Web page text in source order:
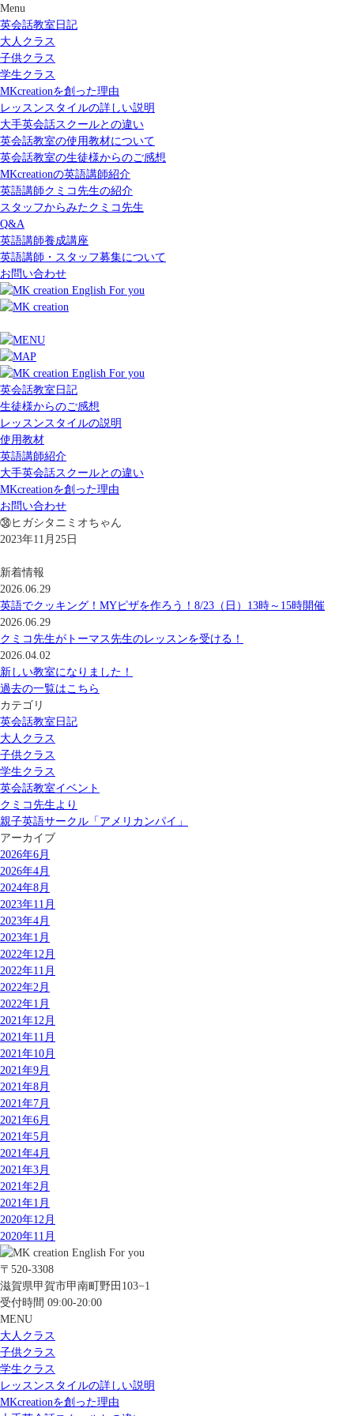
Menu
英会話教室日記
大人クラス
子供クラス
学生クラス
MKcreationを創った理由
レッスンスタイルの詳しい説明
大手英会話スクールとの違い
英会話教室の使用教材について
英会話教室の生徒様からのご感想
MKcreationの英語講師紹介
英語講師クミコ先生の紹介
スタッフからみたクミコ先生
Q&A
英語講師養成講座
英語講師・スタッフ募集について
お問い合わせ
英会話教室日記
生徒様からのご感想
レッスンスタイルの説明
使用教材
英語講師紹介
大手英会話スクールとの違い
MKcreationを創った理由
お問い合わせ
㊳ヒガシタニミオちゃん
2023年11月25日
新着情報
2026.06.29
英語でクッキング！MYピザを作ろう！8/23（日）13時～15時開催
2026.06.29
クミコ先生がトーマス先生のレッスンを受ける！
2026.04.02
新しい教室になりました！
過去の一覧はこちら
カテゴリ
英会話教室日記
大人クラス
子供クラス
学生クラス
英会話教室イベント
クミコ先生より
親子英語サークル「アメリカンパイ」
アーカイブ
2026年6月
2026年4月
2024年8月
2023年11月
2023年4月
2023年1月
2022年12月
2022年11月
2022年2月
2022年1月
2021年12月
2021年11月
2021年10月
2021年9月
2021年8月
2021年7月
2021年6月
2021年5月
2021年4月
2021年3月
2021年2月
2021年1月
2020年12月
2020年11月
〒520-3308
滋賀県甲賀市甲南町野田103−1
受付時間 09:00-20:00
MENU
大人クラス
子供クラス
学生クラス
レッスンスタイルの詳しい説明
MKcreationを創った理由